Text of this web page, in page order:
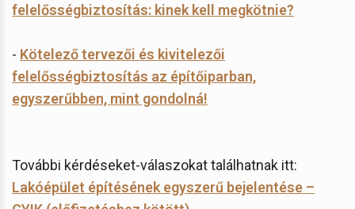
felelősségbiztosítás: kinek kell megkötnie?
- Kötelező tervezői és kivitelezői
felelősségbiztosítás az építőiparban,
egyszerűbben, mint gondolná!
További kérdéseket-válaszokat találhatnak itt:
Lakóépület építésének egyszerű bejelentése –